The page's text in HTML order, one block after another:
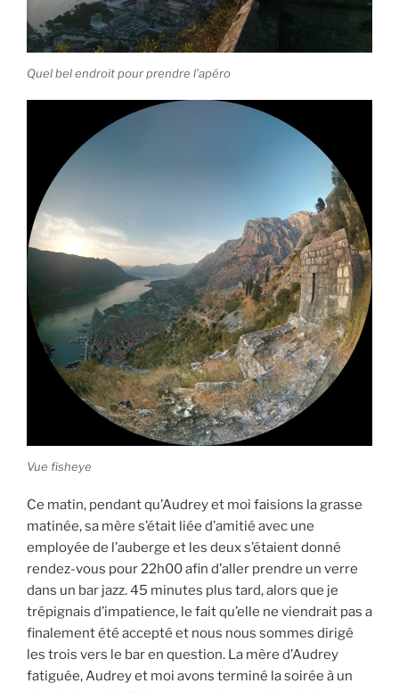
Quel bel endroit pour prendre l’apéro
Vue fisheye
Ce matin, pendant qu’Audrey et moi faisions la grasse
matinée, sa mère s’était liée d’amitié avec une
employée de l’auberge et les deux s’étaient donné
rendez-vous pour 22h00 afin d’aller prendre un verre
dans un bar jazz. 45 minutes plus tard, alors que je
trépignais d’impatience, le fait qu’elle ne viendrait pas a
finalement été accepté et nous nous sommes dirigé
les trois vers le bar en question. La mère d’Audrey
fatiguée, Audrey et moi avons terminé la soirée à un